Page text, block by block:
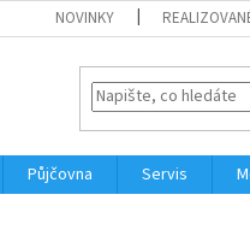
NOVINKY
Půjčovna Servis